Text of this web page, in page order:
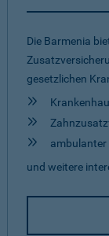
Die Barmenia
gesetzlichen
ambulanter
und weitere